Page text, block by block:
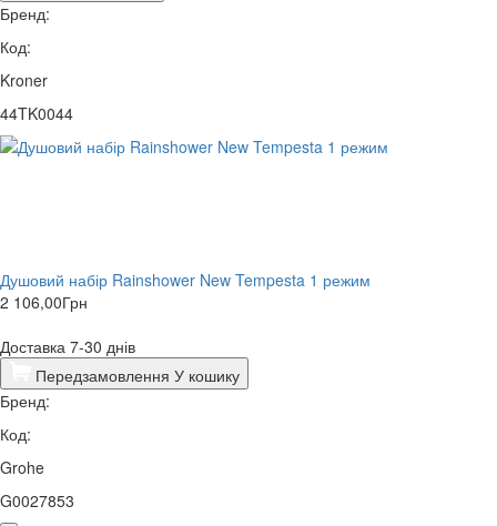
Бренд:
Код:
Kroner
44TK0044
Душовий набір Rainshower New Tempesta 1 режим
2 106,00Грн
Доставка 7-30 днів
Передзамовлення У кошику
Бренд:
Код:
Grohe
G0027853